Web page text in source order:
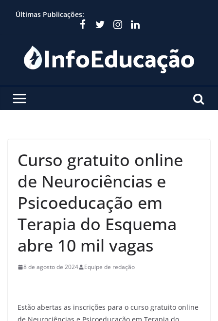
Últimas Publicações:
Curso gratuito online
de Neurociências e
Psicoeducação em
Terapia do Esquema
abre 10 mil vagas
8 de agosto de 2024 Equipe de redação
Estão abertas as inscrições para o curso gratuito online